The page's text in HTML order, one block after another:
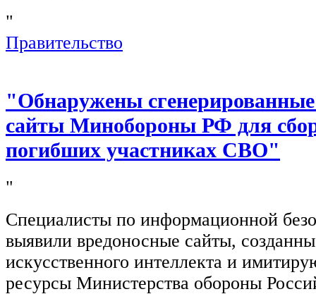
"
Правительство
"Обнаружены
сайты Минобороны РФ для
погибших участниках СВО"
"
Специалисты по информационной
выявили вредоносные сайты,
искусственного интеллекта и
ресурсы Министерства обороны